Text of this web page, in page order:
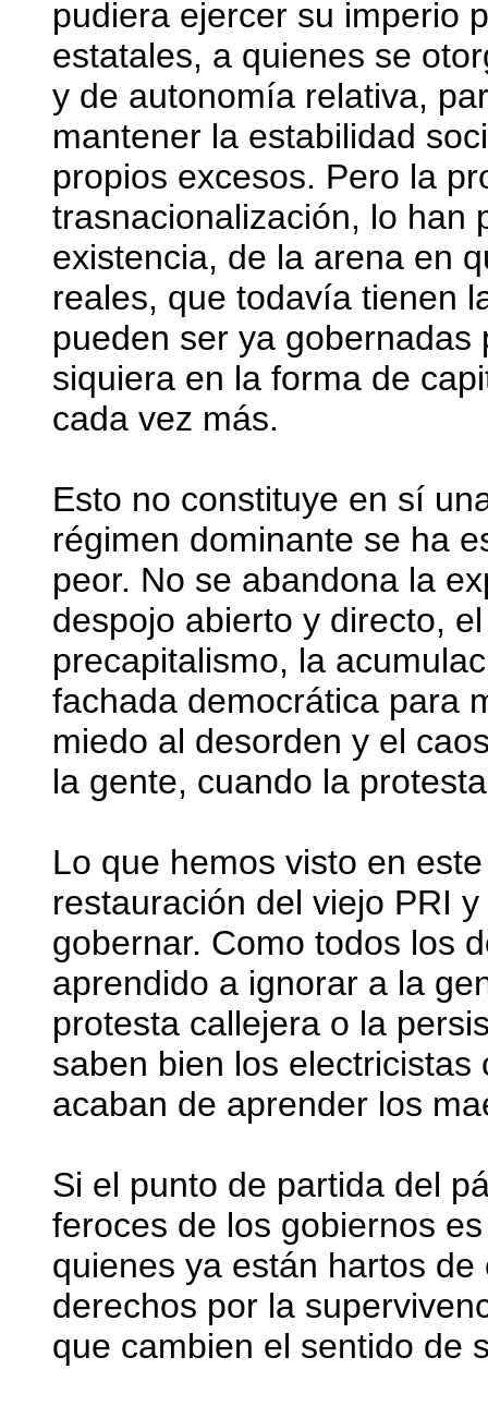
pudiera ejercer su imperio
estatales, a quienes se
y de autonomía relativa,
mantener la estabilidad
propios excesos. Pero la
trasnacionalización, lo han
existencia, de la arena en
reales, que todavía tienen
pueden ser ya
siquiera en la forma de
cada vez más.
Esto no constituye en sí
régimen dominante se ha
peor. No se abandona la
despojo abierto y directo,
precapitalismo, la
fachada democrática para
miedo al desorden y el
la gente, cuando la
Lo que hemos visto en
restauración del viejo PRI
gobernar. Como todos los
aprendido a ignorar a la
protesta callejera o la
saben bien los
acaban de aprender los
Si el punto de partida del
feroces de los gobiernos
quienes ya están hartos
derechos por la
que cambien el sentido de